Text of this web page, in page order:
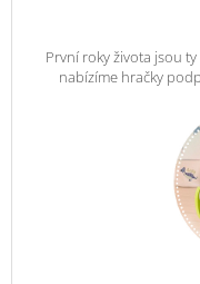
První roky života jsou
nabízíme hračky